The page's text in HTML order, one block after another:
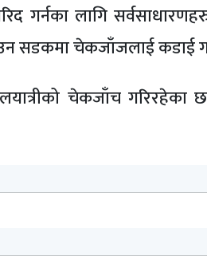
गर्नका लागि
सडकमा चेकजाँजलाई कडाई
चेकजाँच